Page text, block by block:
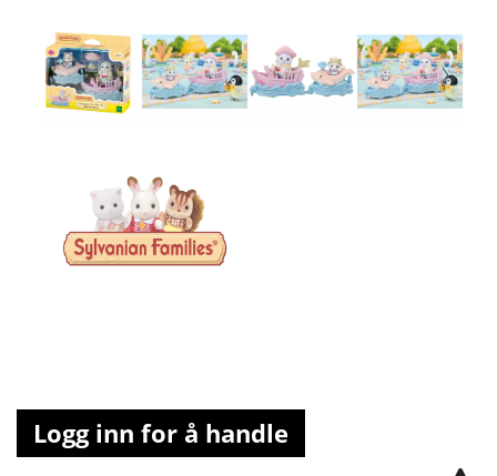
Logg inn for å handle